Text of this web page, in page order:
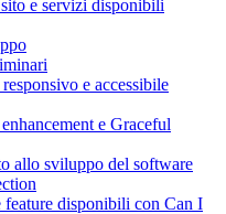
e servizi disponibili
e accessibile
e Graceful
allo sviluppo del software
feature disponibili con Can I